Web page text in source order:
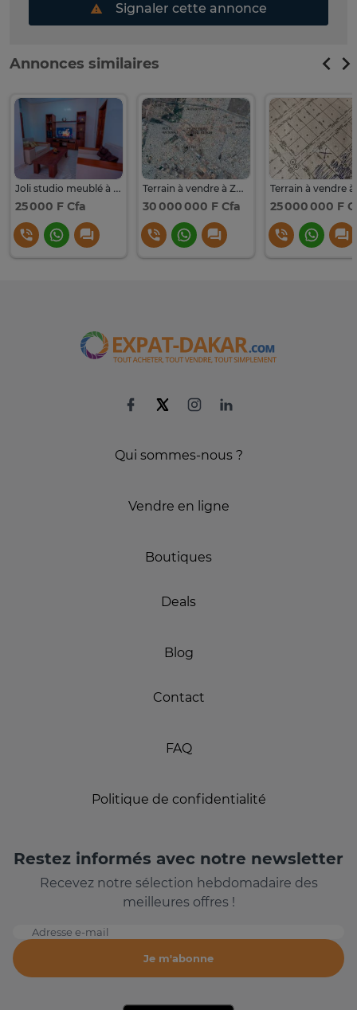
Signaler cette annonce
Annonces similaires
Joli studio meublé à Zac Mbao Cité Impôts et domaines
25 000 F Cfa
Terrain à vendre à ZAC Mbao
30 000 000 F Cfa 25 000 000 F
Qui sommes-nous ?
Vendre en ligne
Boutiques
Deals
Blog
Contact
FAQ
Politique de confidentialité
Restez informés avec notre newsletter
Recevez notre sélection hebdomadaire des
meilleures offres !
Adresse e-mail
Je m'abonne